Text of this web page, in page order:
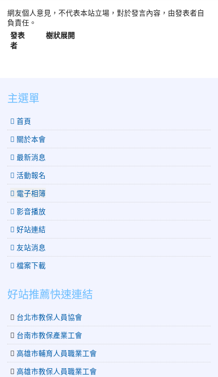
網友個人意見，不代表本站立場，對於發言內容，由發表者自
負責任。
發表
者
樹狀展開
主選單
 首頁
關於本會
最新消息
活動報名
電子相簿
影音播放
好站連結
友站消息
檔案下載
好站推薦快速連結
台北市教保人員協會
台南市教保產業工會
高雄市輔育人員職業工會
高雄市教保人員職業工會